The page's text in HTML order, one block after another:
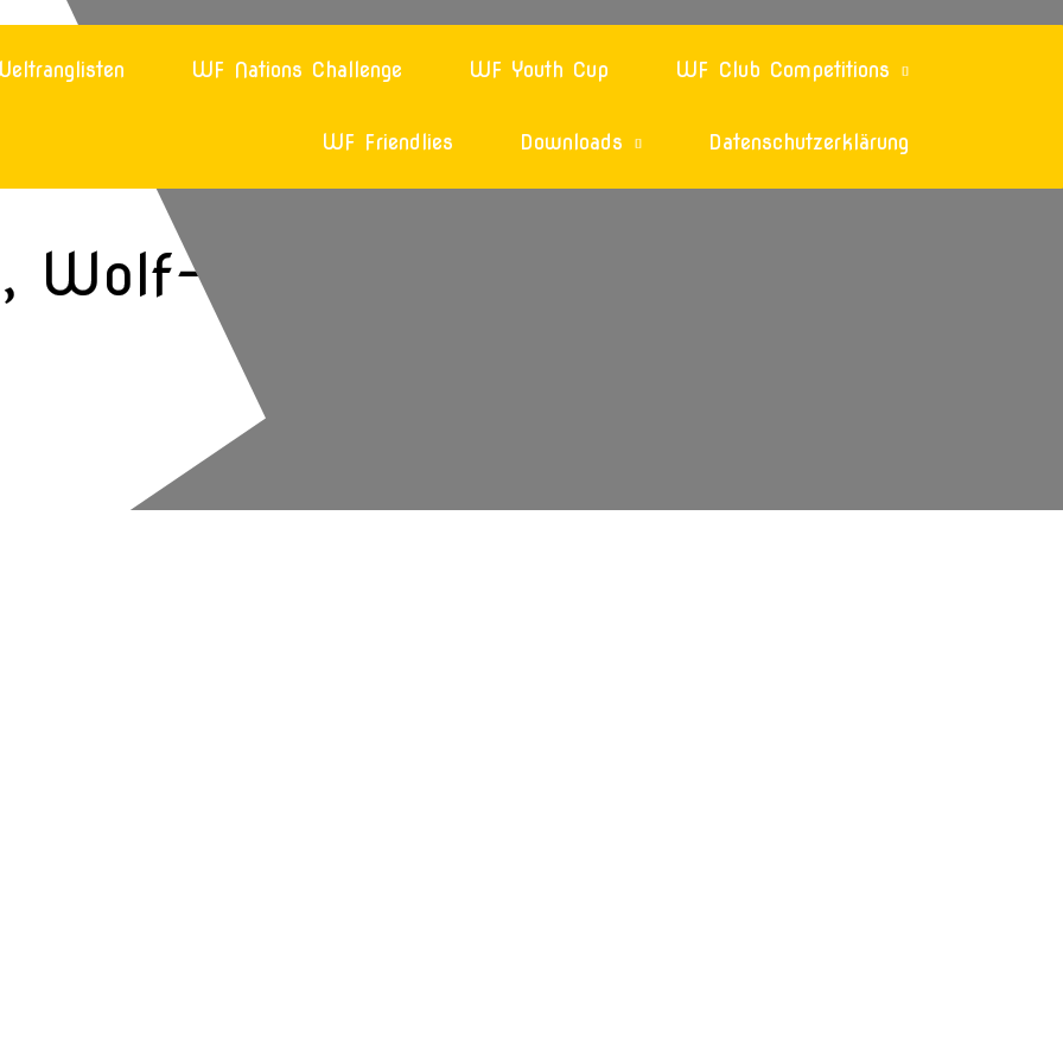
WF Nations Challenge WF Youth Cup WF Club Competitions
WF Friendlies Downloads Datenschutzerklärung
Wolf-